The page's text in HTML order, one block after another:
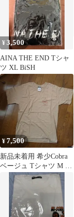
¥3,500
AINA THE END Tシャ
ツ XL BiSH
¥7,500
新品未着用 希少Cobra
ベージュ Tシャツ M oi
パンクバント